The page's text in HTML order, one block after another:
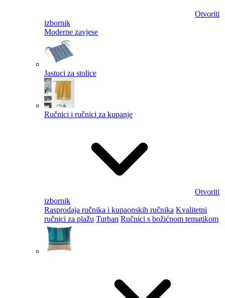
Otvoriti
izbornik
Moderne zavjese
Jastuci za stolice
Ručnici i ručnici za kupanje
Otvoriti
izbornik
Rasprodaja ručnika i kupaonskih ručnika Kvalitetni
ručnici za plažu Turban Ručnici s božićnom tematikom